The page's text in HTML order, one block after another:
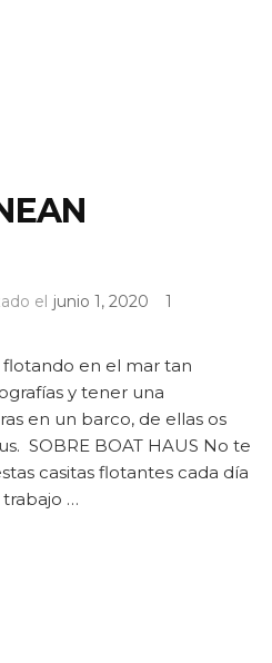
el junio 1, 2020
1
flotando en el mar tan
y tener una
en un barco, de ellas os
SOBRE BOAT HAUS No te
casitas flotantes cada día
…